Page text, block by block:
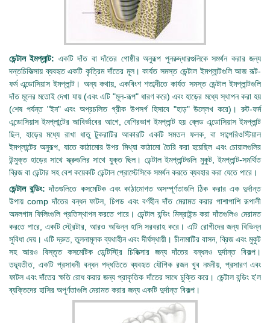
ডেন্টাল ইমপ্লান্ট: একটি দাঁত বা দাঁতের গোষ্ঠীর অনুরূপ পুনরুদ্ধারগুলিকে সমর্থন করার জন্য
দন্তচিকিত্সায় ব্যবহৃত একটি কৃত্রিম দাঁতের মূল। কার্যত সমস্ত ডেন্টাল ইমপ্লান্টগুলি আজ রূট-
ফর্ম এন্ডোসিয়াস ইমপ্লান্ট। অন্য কথায়, একবিংশ শতাব্দীতে কার্যত সমস্ত ডেন্টাল ইমপ্লান্টগুলি
দাঁত মূলের মতোই দেখা যায় (এবং এটি "মূল-রূপ" ধারণ করে) এবং হাড়ের মধ্যে স্থাপন করা হয়
(শেষ পর্যন্ত "ইন" এবং অপ্রচলিত গ্রীক উপসর্গ হিসাবে "হাড়" উল্লেখ করে)। রুট-ফর্ম
এন্ডোসিয়াস ইমপ্লান্টের আবির্ভাবের আগে, বেশিরভাগ ইমপ্লান্ট হয় ব্লেড এন্ডোসিয়াস ইমপ্লান্ট
ছিল, হাড়ের মধ্যে রাখা ধাতু টুকরাটির আকারটি একটি সমতল ফলক, বা সাব্পেরিওস্টিয়াল
ইমপ্লান্টের অনুরূপ, যাতে কাঠামোর উপর মিথ্যা কাঠামো তৈরি করা হয়েছিল এবং চোয়ালগুলির
উন্মুক্ত হাড়ের সাথে স্ক্রুগুলির সাথে যুক্ত ছিল। ডেন্টাল ইমপ্লান্টগুলি মুকুট, ইমপ্লান্ট-সমর্থিত
ব্রিজ বা ডেন্টার সহ বেশ কয়েকটি ডেন্টাল প্রোস্টেসিকে সমর্থন করতে ব্যবহার করা যেতে পারে।
ডেন্টাল বন্ডিং:দাঁতগুলিতে কসমেটিক এবং কাঠামোগত অসম্পূর্ণতাগুলি ঠিক করার এক দুর্দান্ত
উপায় comp দাঁতের বন্ধন ফাটল, চিপড এবং বর্ণহীন দাঁত মেরামত করার পাশাপাশি রূপালী
অমলগাম ফিলিংগুলি প্রতিস্থাপন করতে পারে। ডেন্টাল বন্ডিং মিস্রাইন্ড করা দাঁতগুলিও মেরামত
করতে পারে, একটি স্ট্রেটার, আরও অভিন্ন হাসি সরবরাহ করে। এটি রোগীদের জন্য বিভিন্ন
সুবিধা দেয়। এটি দ্রুত, তুলনামূলক ব্যথাহীন এবং দীর্ঘস্থায়ী। চীনামাটির বাসন, ব্রিজ এবং মুকুট
সহ আরও বিস্তৃত কসমেটিক ডেন্টিস্ট্রি চিকিত্সার জন্য দাঁতের বন্ধনও দুর্দান্ত বিকল্প।
তদ্ব্যতীত, একটি প্রসাধনী বন্ধন পদ্ধতিতে ব্যবহৃত যৌগিক রজন খুব নমনীয়, প্রসারণ এবং
ফাটল এবং দাঁতের ক্ষতি রোধ করার জন্য প্রাকৃতিক দাঁতের সাথে চুক্তি করে। ডেন্টাল বন্ডিং হ'ল
ব্যক্তিদের হাসির অপূর্ণতাগুলি মেরামত করার জন্য একটি দুর্দান্ত বিকল্প।